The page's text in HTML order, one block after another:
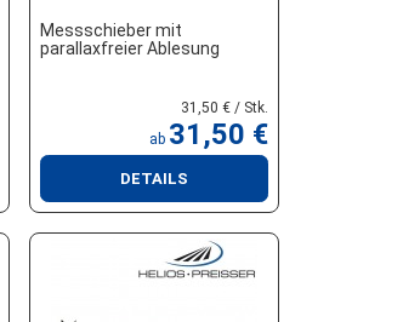
Messschieber mit
parallaxfreier Ablesung
31,50 € / Stk.
ab 31,50 €
DETAILS